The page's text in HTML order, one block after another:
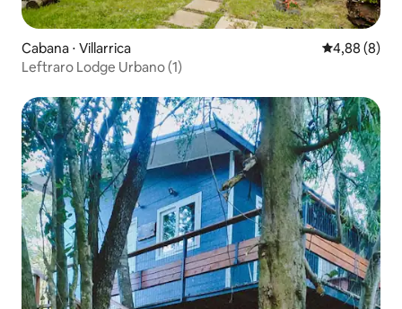
Cabana ⋅ Villarrica 4,88 de uma
4,88 (8)
Leftraro Lodge Urbano (1)